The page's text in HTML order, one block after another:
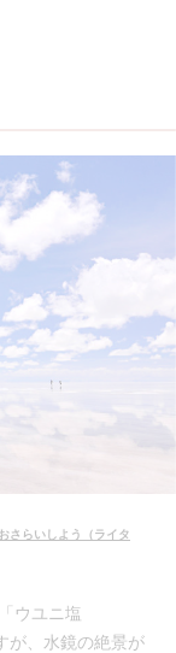
さらいしよう（ライタ
ウユニ塩
が、水鏡の絶景が